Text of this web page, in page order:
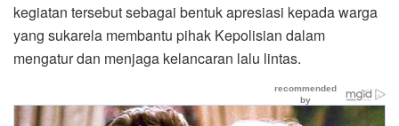
kegiatan tersebut sebagai bentuk apresiasi kepada warga
yang sukarela membantu pihak Kepolisian dalam
mengatur dan menjaga kelancaran lalu lintas.